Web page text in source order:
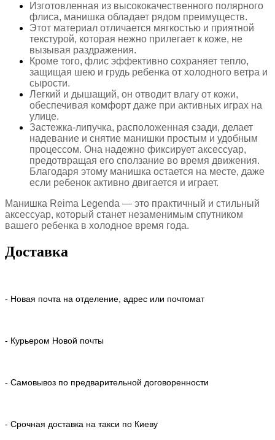
Изготовленная из высококачественного полярного
флиса, манишка обладает рядом преимуществ.
Этот материал отличается мягкостью и приятной
текстурой, которая нежно прилегает к коже, не
вызывая раздражения.
Кроме того, флис эффективно сохраняет тепло,
защищая шею и грудь ребенка от холодного ветра и
сырости.
Легкий и дышащий, он отводит влагу от кожи,
обеспечивая комфорт даже при активных играх на
улице.
Застежка-липучка, расположенная сзади, делает
надевание и снятие манишки простым и удобным
процессом. Она надежно фиксирует аксессуар,
предотвращая его сползание во время движения.
Благодаря этому манишка остается на месте, даже
если ребенок активно двигается и играет.
Манишка Reima Legenda — это практичный и стильный
аксессуар, который станет незаменимым спутником
вашего ребенка в холодное время года.
Доставка
- Новая почта на отделение, адрес или почтомат
- Курьером Новой почты
- Самовывоз по предварительной договоренности
- Срочная доставка на такси по Киеву